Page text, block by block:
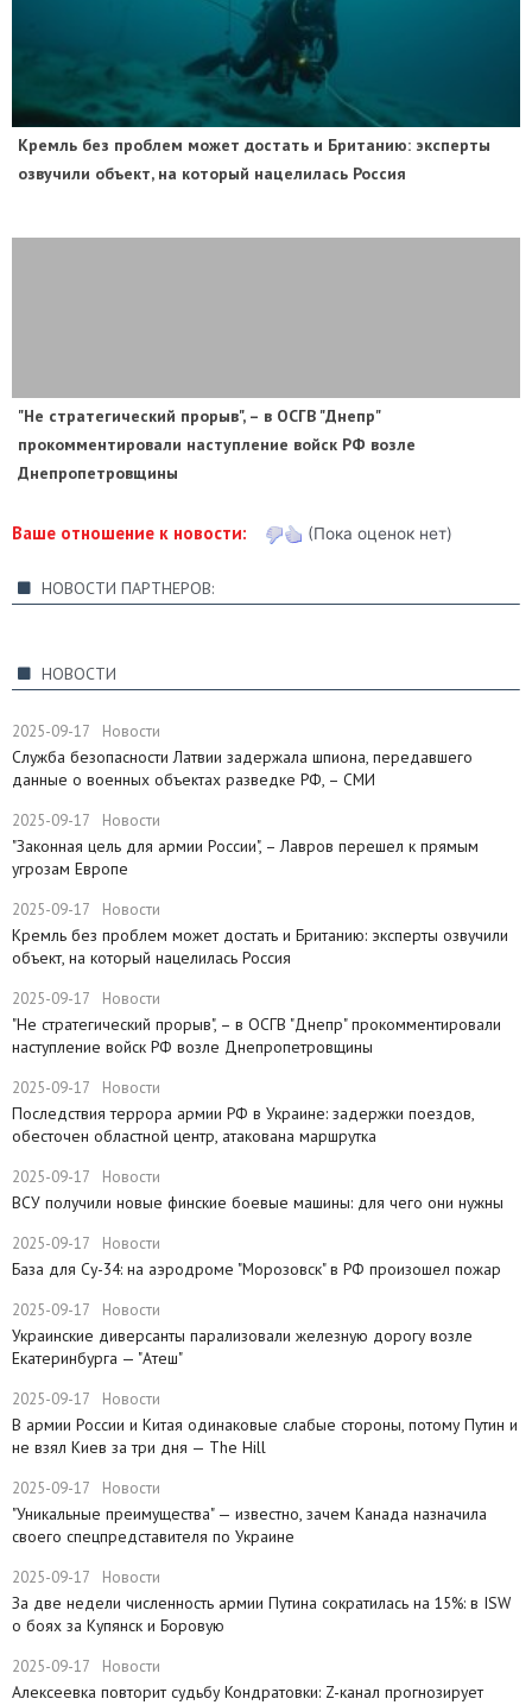
​Кремль без проблем может достать и Британию: эксперты
озвучили объект, на который нацелилась Россия
"Не стратегический прорыв", – в ОСГВ "Днепр"
прокомментировали наступление войск РФ возле
Днепропетровщины
Ваше отношение к новости: (Пока оценок нет)
НОВОСТИ ПАРТНЕРОВ:
НОВОСТИ
2025-09-17 Новости
Служба безопасности Латвии задержала шпиона, передавшего
данные о военных объектах разведке РФ, – СМИ
2025-09-17 Новости
"Законная цель для армии России", – Лавров перешел к прямым
угрозам Европе
2025-09-17 Новости
​Кремль без проблем может достать и Британию: эксперты озвучили
объект, на который нацелилась Россия
2025-09-17 Новости
"Не стратегический прорыв", – в ОСГВ "Днепр" прокомментировали
наступление войск РФ возле Днепропетровщины
2025-09-17 Новости
Последствия террора армии РФ в Украине: задержки поездов,
обесточен областной центр, атакована маршрутка
2025-09-17 Новости
ВСУ получили новые финские боевые машины: для чего они нужны
2025-09-17 Новости
База для Су-34: на аэродроме "Морозовск" в РФ произошел пожар
2025-09-17 Новости
Украинские диверсанты парализовали железную дорогу возле
Екатеринбурга — "Атеш"
2025-09-17 Новости
​В армии России и Китая одинаковые слабые стороны, потому Путин и
не взял Киев за три дня — The Hill
2025-09-17 Новости
​"Уникальные преимущества" — известно, зачем Канада назначила
своего спецпредставителя по Украине
2025-09-17 Новости
​За две недели численность армии Путина сократилась на 15%: в ISW
о боях за Купянск и Боровую
2025-09-17 Новости
​Алексеевка повторит судьбу Кондратовки: Z-канал прогнозирует